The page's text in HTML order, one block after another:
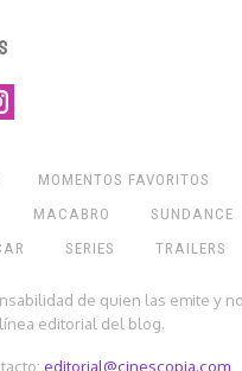
MOMENTOS FAVORITOS
MACABRO SUNDANCE
SERIES TRAILERS
de quien las emite y
editorial del blog.
editorial@cinescopia.com